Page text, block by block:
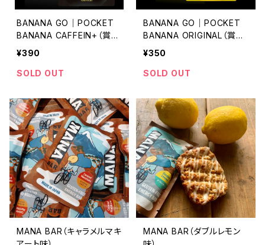
BANANA GO｜POCKET
BANANA CAFFEIN+（賞味
期限2027.09）
¥390
SOLD OUT
BANANA GO｜POCKET
BANANA ORIGINAL（賞味
期限2027.10）
¥350
SOLD OUT
MANA BAR（キャラメルマキ
MANA BAR（ダブルレモン